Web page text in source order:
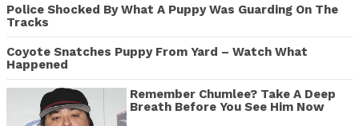
Police Shocked By What A Puppy Was Guarding On The
Tracks
Coyote Snatches Puppy From Yard – Watch What
Happened
Remember Chumlee? Take A Deep
Breath Before You See Him Now